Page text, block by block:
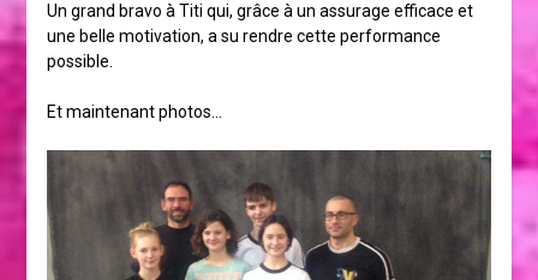
Un grand bravo à Titi qui, grâce à un assurage efficace et
une belle motivation, a su rendre cette performance
possible.
Et maintenant photos…